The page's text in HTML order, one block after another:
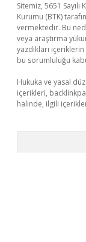
Sitemiz, 5651
Kurumu (BTK)
vermektedir. Bu
veya araştırma
yazdıkları
bu sorumluluğu
Hukuka ve yasal
içerikleri,
halinde, ilgili